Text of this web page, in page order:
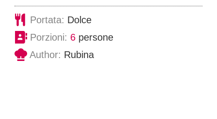
t
Portata: Dolce
Porzioni: 6 persone
Author: Rubina